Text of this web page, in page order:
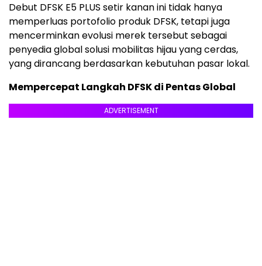
Debut DFSK E5 PLUS setir kanan ini tidak hanya
memperluas portofolio produk DFSK, tetapi juga
mencerminkan evolusi merek tersebut sebagai
penyedia global solusi mobilitas hijau yang cerdas,
yang dirancang berdasarkan kebutuhan pasar lokal.
Mempercepat Langkah DFSK di Pentas Global
ADVERTISEMENT